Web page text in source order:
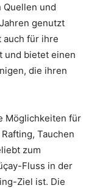
Quellen und
genutzt
auch für ihre
und bietet einen
die ihren
Möglichkeiten für
Tauchen
zum
Fluss in der
Ziel ist. Die